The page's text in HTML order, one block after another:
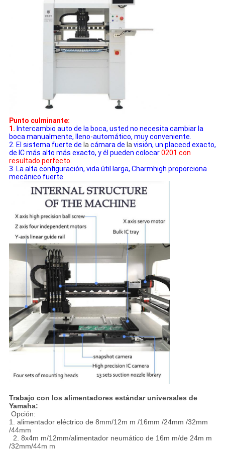
Punto culminante:
1. Intercambio auto de la boca, usted no necesita cambiar la
boca manualmente, lleno-automático, muy conveniente.
2. El sistema fuerte de la cámara de la visión, un placecd exacto,
de IC más alto más exacto, y él pueden colocar0201 con
resultado perfecto
3. La alta configuración, vida útil larga, Charmhigh proporciona
mecánico fuerte.
Trabajo con los alimentadores estándar universales de
Yamaha:
Opción:
1. alimentador eléctrico de 8mm/12m m /16mm /24mm /32mm
/44mm
2. 8x4m m/12mm/alimentador neumático de 16m m/de 24m m
/32mm/44m m